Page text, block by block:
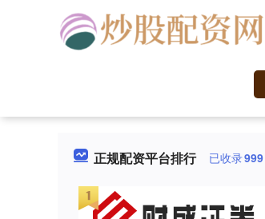
正规配资平台排行 已收录999